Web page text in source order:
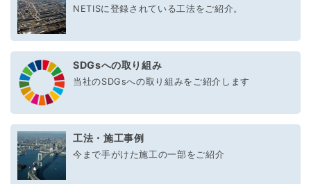
NETISに登録されている工法をご紹介。
SDGsへの取り組み
当社のSDGsへの取り組みをご紹介します
工法・施工事例
今まで手がけた施工の一部をご紹介